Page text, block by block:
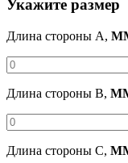
Укажите размер
Длина стороны A,
Длина стороны B,
Длина стороны C,